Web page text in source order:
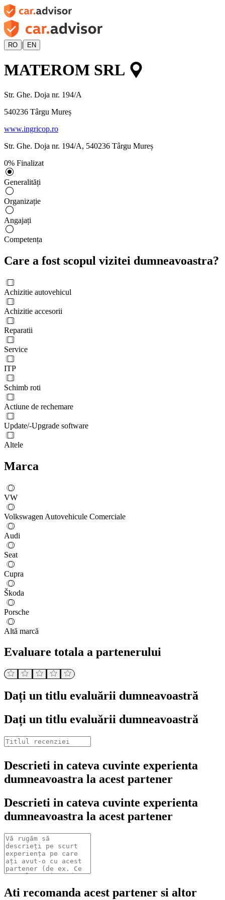
RO | EN
MATEROM SRL
Str. Ghe. Doja nr. 194/A
540236 Târgu Mureș
www.ingricop.ro
Str. Ghe. Doja nr. 194/A, 540236 Târgu Mureș
0% Finalizat
Generalități
Organizație
Angajați
Competența
Care a fost scopul vizitei dumneavoastra?
Achizitie autovehicul
Achizitie accesorii
Reparatii
Service
ITP
Schimb roti
Actiune de rechemare
Update/-Upgrade software
Altele
Marca
VW
Volkswagen Autovehicule Comerciale
Audi
Seat
Cupra
Škoda
Porsche
Altă marcă
Evaluare totala a partenerului
Dați un titlu evaluării dumneavoastră
Dați un titlu evaluării dumneavoastră
Descrieti in cateva cuvinte experienta
dumneavoastra la acest partener
Descrieti in cateva cuvinte experienta
dumneavoastra la acest partener
Ati recomanda acest partener si altor